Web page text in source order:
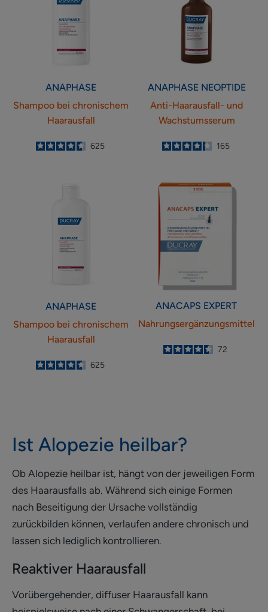
Haarausfall
ANAPHASE
Shampoo bei chronischem
Haarausfall
4.6
/
5
625
ANAPHASENEOPTIDE
Anti-Haarausfall- und
Wachstumsserum
4.3
/5
165
Haarausfall
ANAPHASE
Shampoo bei chronischem
Haarausfall
4.6
/
5
625
ANACAPS EXPERT
Nahrungsergänzungsmittel
4.5
/
5
72
Ist Alopezie heilbar?
Ob Alopezie heilbar ist, hängt von der jeweiligen Form
des Haarausfalls ab. Während sich einige Formen
nach Beseitigung der Ursache vollständig
zurückbilden können, verlaufen andere chronisch und
lassen sich lediglich kontrollieren.
Reaktiver Haarausfall
Vorübergehender, diffuser Haarausfall kann